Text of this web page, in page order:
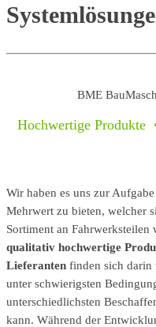
BME
Hochwertige Produkte
Wir haben es uns zur
Mehrwert zu bieten, welcher
Sortiment an
qualitativ hochwertige
Lieferanten finden sich darin
unter schwierigsten
unterschiedlichsten
kann. Während der